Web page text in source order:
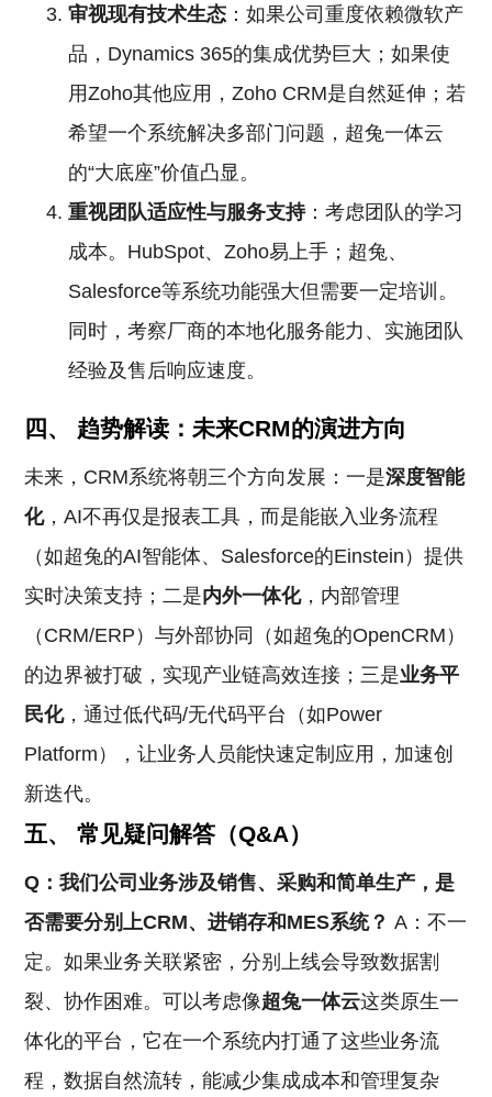
审视现有技术生态 ：如果公司重度依赖微软产
品，Dynamics 365的集成优势巨大；如果使
用Zoho其他应用，Zoho CRM是自然延伸；若
希望一个系统解决多部门问题，超兔一体云
的“大底座”价值凸显。
重视团队适应性与服务支持：考虑团队的学习
成本。HubSpot、Zoho易上手；超兔、
Salesforce等系统功能强大但需要一定培训。
同时，考察厂商的本地化服务能力、实施团队
经验及售后响应速度。
四、 趋势解读：未来CRM的演进方向
未来，CRM系统将朝三个方向发展：一是深度智能
化，AI不再仅是报表工具，而是能嵌入业务流程
（如超兔的AI智能体、Salesforce的Einstein）提供
实时决策支持；二是内外一体化，内部管理
（CRM/ERP）与外部协同（如超兔的OpenCRM）
的边界被打破，实现产业链高效连接；三是业务平
民化，通过低代码/无代码平台（如Power
Platform），让业务人员能快速定制应用，加速创
新迭代。
五、 常见疑问解答（Q&A）
Q：我们公司业务涉及销售、采购和简单生产，是
否需要分别上CRM、进销存和MES系统？ A：不一
定。如果业务关联紧密，分别上线会导致数据割
裂、协作困难。可以考虑像超兔一体云这类原生一
体化的平台，它在一个系统内打通了这些业务流
程，数据自然流转，能减少集成成本和管理复杂